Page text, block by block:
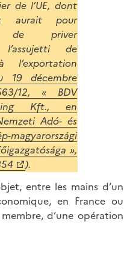
de l’UE, dont
aurait pour
de priver
l’assujetti de
l’exportation
19 décembre
12, « BDV
Kft., en
Adó- és
magyarországi
»,
).
entre les mains d’un
en France ou
d’une opération